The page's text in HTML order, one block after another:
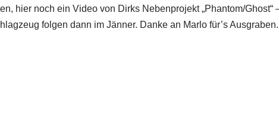
hier noch ein Video von Dirks Nebenprojekt „Phantom/
folgen dann im Jänner. Danke an Marlo für’s Ausgraben.